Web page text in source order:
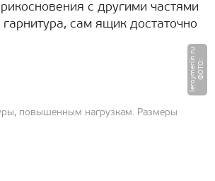
с другими частями
сам ящик достаточно
Ф
О
Т
О
:
l
e
r
o
y
m
e
r
li
n.
r
u
повышенным нагрузкам. Размеры